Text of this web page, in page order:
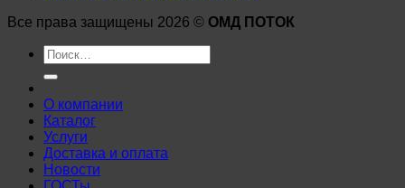
Все права защищены 2026 © ОМД ПОТОК
Искать:
О компании
Каталог
Услуги
Доставка и оплата
Новости